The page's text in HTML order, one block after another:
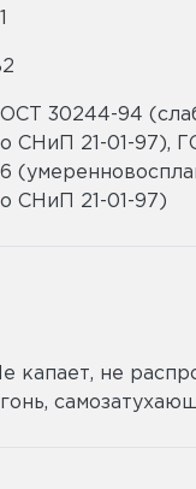
30244-94
СНиП 21-01-97),
СНиП 21-01-97)
капает, не